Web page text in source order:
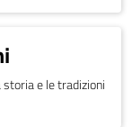
e le tradizioni